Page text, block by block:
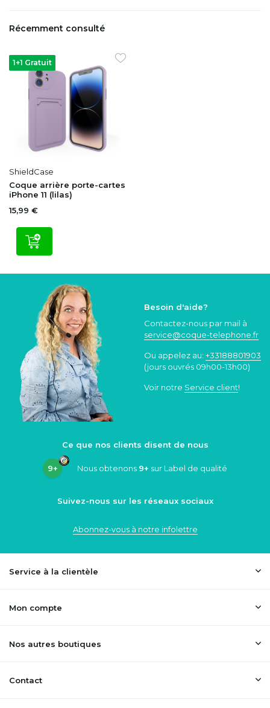
Récemment consulté
1+1 Gratuit
ShieldCase
Coque arrière porte-cartes
iPhone 11 (lilas)
15,99 €
Besoin d'aide?
Contactez-nous par mail à
service@coque-telephone.fr
Ou appelez au: +33188801903
(jours ouvrés 09h00-13h00)
Voir notre Service client!
Ce que nos clients disent de nous
9+ Nous obtenons 9+ sur Label de qualité
Suivez-nous sur les réseaux sociaux
Abonnez-vous à notre infolettre
Service à la clientèle
Mon compte
Nos autres boutiques
Contact